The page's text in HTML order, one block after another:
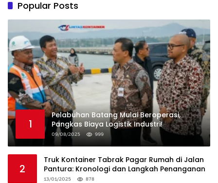
Popular Posts
1
Pelabuhan Batang Mulai Beroperasi,
Pangkas Biaya Logistik Industri!
09/08/2025 999
2
Truk Kontainer Tabrak Pagar Rumah di Jalan
Pantura: Kronologi dan Langkah Penanganan
13/01/2025 878